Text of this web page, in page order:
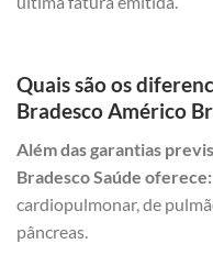
Quais são os
Bradesco Américo
Além das garantias
Bradesco Saúde oferece:
cardiopulmonar, de
pâncreas.